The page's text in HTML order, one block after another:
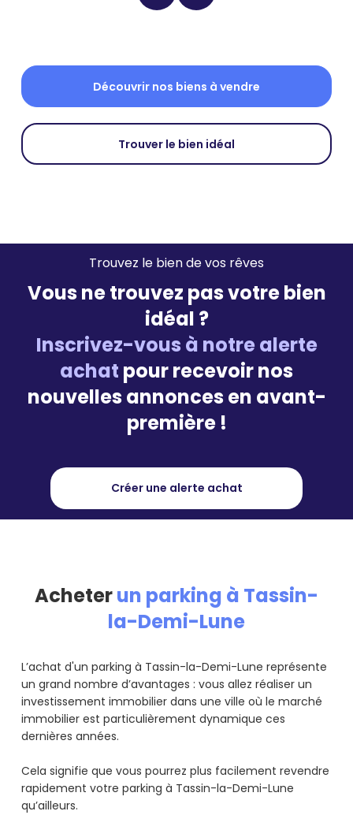
Découvrir nos biens à vendre
Trouver le bien idéal
Trouvez le bien de vos rêves
Vous ne trouvez pas votre bien
idéal ?
Inscrivez-vous à notre alerte
achat pour recevoir nos
nouvelles annonces en avant-
première !
Créer une alerte achat
Acheterun parking à Tassin-
la-Demi-Lune
L’achat d'un parking à Tassin-la-Demi-Lune représente
un grand nombre d’avantages : vous allez réaliser un
investissement immobilier dans une ville où le marché
immobilier est particulièrement dynamique ces
dernières années.
Cela signifie que vous pourrez plus facilement revendre
rapidement votre parking à Tassin-la-Demi-Lune
qu’ailleurs.